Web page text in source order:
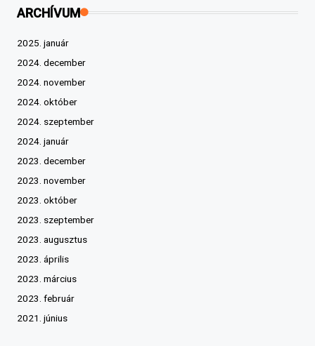
ARCHÍVUM
2025. január
2024. december
2024. november
2024. október
2024. szeptember
2024. január
2023. december
2023. november
2023. október
2023. szeptember
2023. augusztus
2023. április
2023. március
2023. február
2021. június